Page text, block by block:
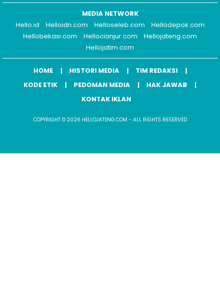
MEDIA NETWORK
Hello.id
Helloidn.com Helloseleb.com
Hellodepok.com
Hellobekasi.com
Hellocianjur.com
Hellojateng.com
Hellojatim.com
HOME HISTORI MEDIA
TIM REDAKSI
KODE ETIK
PEDOMAN MEDIA
HAK JAWAB
KONTAK IKLAN
COPYRIGHT © 2026 HELLOJATENG.COM - ALL RIGHTS RESERVED